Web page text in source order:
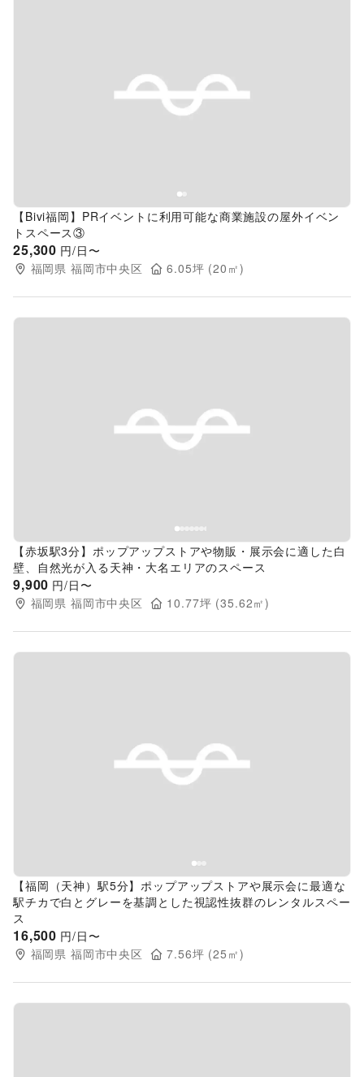
Previous slide
【Bivi福岡】PRイベントに利用可能な商業施設の屋外イベン
トスペース③
25,300 円/日〜
福岡県 福岡市中央区 6.05坪 (20 ㎡)
Previous slide
【赤坂駅3分】ポップアップストアや物販・展示会に適した白
壁、自然光が入る天神・大名エリアのスペース
9,900 円/日〜
福岡県 福岡市中央区 10.77坪 (35.62㎡)
Previous slide
【福岡（天神）駅5分】ポップアップストアや展示会に最適な
駅チカで白とグレーを基調とした視認性抜群のレンタルスペー
ス
16,500 円/日〜
福岡県 福岡市中央区 7.56坪 (25 ㎡)